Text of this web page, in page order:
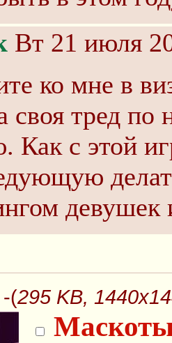
Вт 21 июля
ко мне в
своя тред по
Как с этой
девушек
-(295 KB,